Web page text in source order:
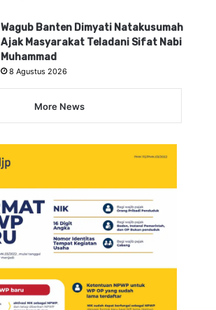
Wagub Banten Dimyati Natakusumah
Ajak Masyarakat Teladani Sifat Nabi
Muhammad
8 Agustus 2026
More News